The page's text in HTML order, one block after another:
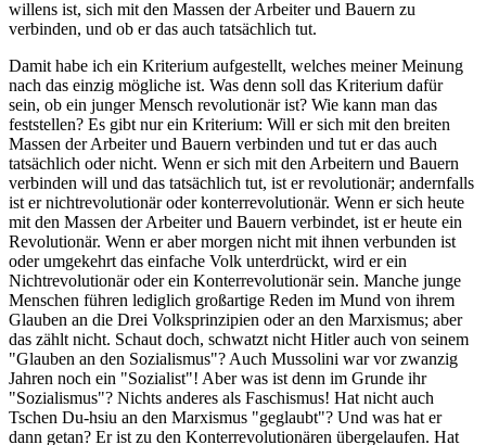
willens ist, sich mit den Massen der Arbeiter und Bauern zu
verbinden, und ob er das auch tatsächlich tut.
Damit habe ich ein Kriterium aufgestellt, welches meiner Meinung
nach das einzig mögliche ist. Was denn soll das Kriterium dafür
sein, ob ein junger Mensch revolutionär ist? Wie kann man das
feststellen? Es gibt nur ein Kriterium: Will er sich mit den breiten
Massen der Arbeiter und Bauern verbinden und tut er das auch
tatsächlich oder nicht. Wenn er sich mit den Arbeitern und Bauern
verbinden will und das tatsächlich tut, ist er revolutionär; andernfalls
ist er nichtrevolutionär oder konterrevolutionär. Wenn er sich heute
mit den Massen der Arbeiter und Bauern verbindet, ist er heute ein
Revolutionär. Wenn er aber morgen nicht mit ihnen verbunden ist
oder umgekehrt das einfache Volk unterdrückt, wird er ein
Nichtrevolutionär oder ein Konterrevolutionär sein. Manche junge
Menschen führen lediglich großartige Reden im Mund von ihrem
Glauben an die Drei Volksprinzipien oder an den Marxismus; aber
das zählt nicht. Schaut doch, schwatzt nicht Hitler auch von seinem
"Glauben an den Sozialismus"? Auch Mussolini war vor zwanzig
Jahren noch ein "Sozialist"! Aber was ist denn im Grunde ihr
"Sozialismus"? Nichts anderes als Faschismus! Hat nicht auch
Tschen Du-hsiu an den Marxismus "geglaubt"? Und was hat er
dann getan? Er ist zu den Konterrevolutionären übergelaufen. Hat